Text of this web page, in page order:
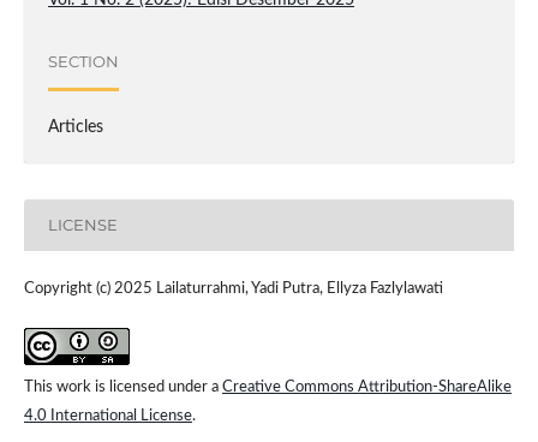
SECTION
Articles
LICENSE
Copyright (c) 2025 Lailaturrahmi, Yadi Putra, Ellyza Fazlylawati
This work is licensed under a Creative Commons Attribution-ShareAlike
4.0 International License.